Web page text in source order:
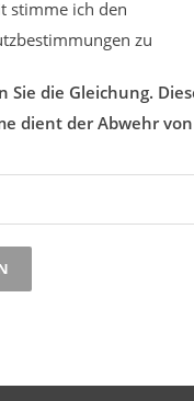
stimme ich den
zu
Sie die Gleichung.
dient der Abwehr von